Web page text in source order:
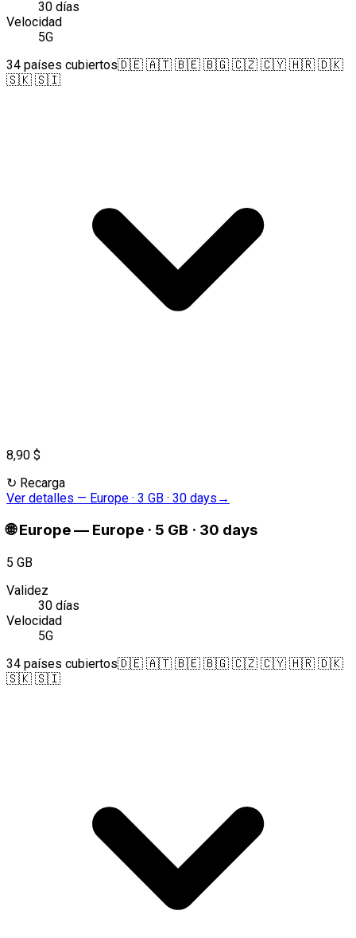
30 días
Velocidad
5G
34 países cubiertos🇩🇪 🇦🇹 🇧🇪 🇧🇬 🇨🇿 🇨🇾 🇭🇷 🇩🇰
🇸🇰 🇸🇮
8,90 $
↻ Recarga
Ver detalles — Europe · 3 GB · 30 days →
🌐 Europe— Europe · 5 GB · 30 days
5 GB
Validez
30 días
Velocidad
5G
34 países cubiertos🇩🇪 🇦🇹 🇧🇪 🇧🇬 🇨🇿 🇨🇾 🇭🇷 🇩🇰
🇸🇰 🇸🇮